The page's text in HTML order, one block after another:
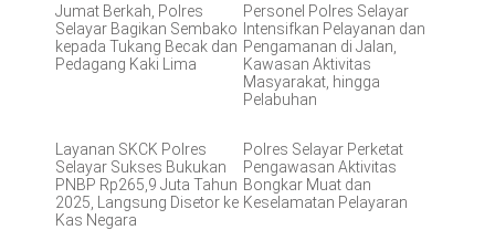
Jumat Berkah, Polres
Selayar Bagikan Sembako
kepada Tukang Becak dan
Pedagang Kaki Lima
Personel Polres Selayar
Intensifkan Pelayanan dan
Pengamanan di Jalan,
Kawasan Aktivitas
Masyarakat, hingga
Pelabuhan
Layanan SKCK Polres
Selayar Sukses Bukukan
PNBP Rp265,9 Juta Tahun
2025, Langsung Disetor ke
Kas Negara
Polres Selayar Perketat
Pengawasan Aktivitas
Bongkar Muat dan
Keselamatan Pelayaran